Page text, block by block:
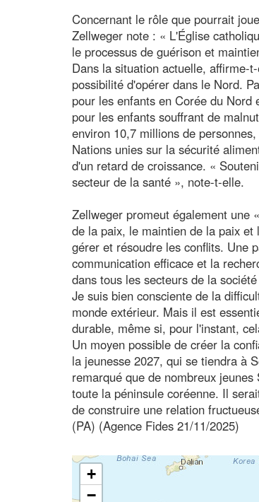
Concernant le rôle que pourrait
Zellweger note : « L'Église
le processus de guérison et
Dans la situation actuelle, affirme-
possibilité d'opérer dans le Nord.
pour les enfants en Corée du
pour les enfants souffrant de
environ 10,7 millions de
Nations unies sur la sécurité
d'un retard de croissance. «
secteur de la santé », note-t-elle.
Zellweger promeut également une
de la paix, le maintien de la paix
gérer et résoudre les conflits. Une
communication efficace et la
dans tous les secteurs de la
Je suis bien consciente de la
monde extérieur. Mais il est
durable, même si, pour l'instant,
Un moyen possible de créer la
la jeunesse 2027, qui se tiendra à
remarqué que de nombreux
toute la péninsule coréenne. Il
de construire une relation
(PA) (Agence Fides 21/11/2025)
+
−